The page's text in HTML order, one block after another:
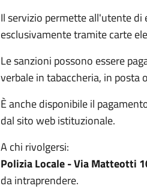
Il servizio permette all'utente
esclusivamente tramite carte
Le sanzioni possono essere
verbale in tabaccheria, in posta
È anche disponibile il
dal sito web istituzionale.
A chi rivolgersi:
Polizia Locale - Via Matteotti
da intraprendere.